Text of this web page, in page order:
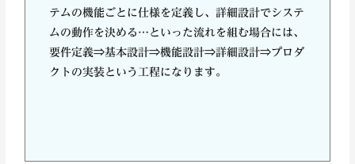
テムの機能ごとに仕様を定義し、詳細設計でシステ
ムの動作を決める…といった流れを組む場合には、
要件定義⇒基本設計⇒機能設計⇒詳細設計⇒プロダ
クトの実装という工程になります。